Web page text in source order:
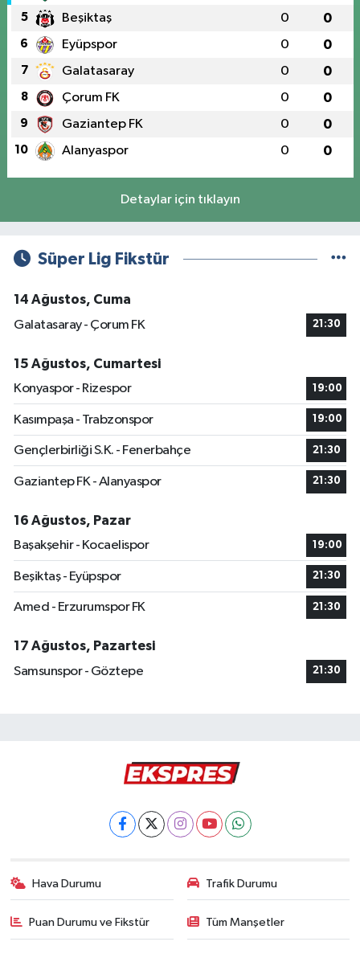
5 Beşiktaş 0 0
6 Eyüpspor 0 0
7 Galatasaray 0 0
8 Çorum FK 0 0
9 Gaziantep FK 0 0
10 Alanyaspor 0 0
Detaylar için tıklayın
Süper Lig Fikstür
14 Ağustos, Cuma
Galatasaray - Çorum FK
21:30
15 Ağustos, Cumartesi
Konyaspor - Rizespor
19:00
Kasımpaşa - Trabzonspor 19:00
Gençlerbirliği S.K. - Fenerbahçe 21:30
Gaziantep FK - Alanyaspor 21:30
16 Ağustos, Pazar
Başakşehir - Kocaelispor
19:00
Beşiktaş - Eyüpspor 21:30
Amed - Erzurumspor FK 21:30
17 Ağustos, Pazartesi
Samsunspor - Göztepe
21:30
Hava Durumu Trafik Durumu
Puan Durumu ve Fikstür Tüm Manşetler